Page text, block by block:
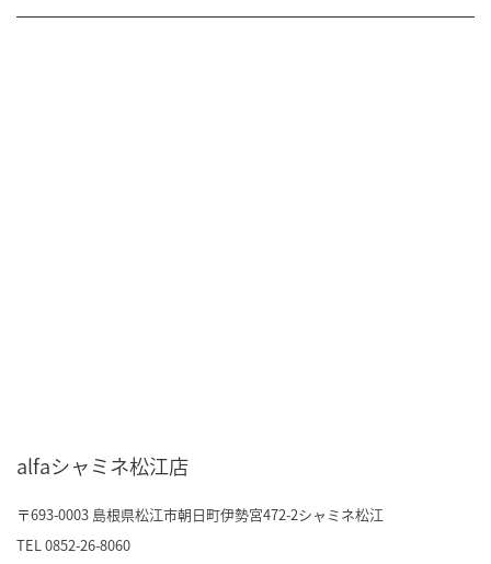
alfaシャミネ松江店
〒693-0003 島根県松江市朝日町伊勢宮472-2シャミネ松江
TEL 0852-26-8060